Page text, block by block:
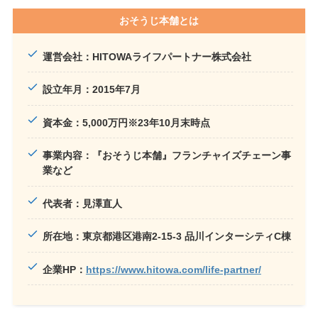
おそうじ本舗とは
運営会社：HITOWAライフパートナー株式会社
設立年月：2015年7月
資本金：5,000万円※23年10月末時点
事業内容：『おそうじ本舗』フランチャイズチェーン事
業など
代表者：見澤直人
所在地：東京都港区港南2-15-3 品川インターシティC棟
企業HP： https://www.hitowa.com/life-partner/